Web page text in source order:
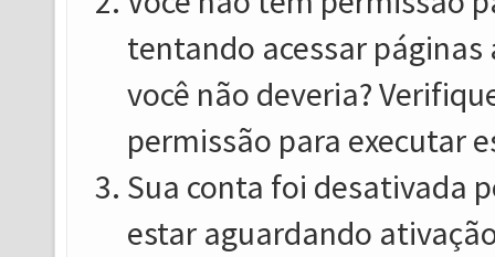
tentando acessar
você não deveria?
permissão para executar
Sua conta foi desativada
estar aguardando